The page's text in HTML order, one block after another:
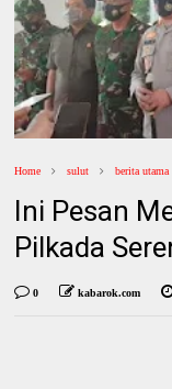
Home sulut berita utama
Ini Pesan
Pilkada
0 kabarok.com